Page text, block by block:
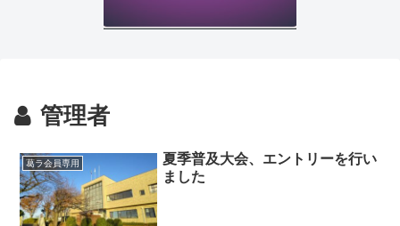
管理者
葛ラ会員専用
夏季普及大会、エントリーを行い
ました